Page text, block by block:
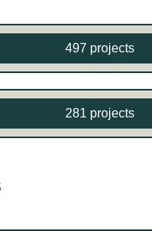
497 projects
281 projects